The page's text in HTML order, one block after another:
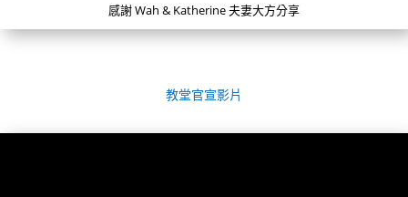
感謝 Wah & Katherine 夫妻大方分享
教堂官宣影片